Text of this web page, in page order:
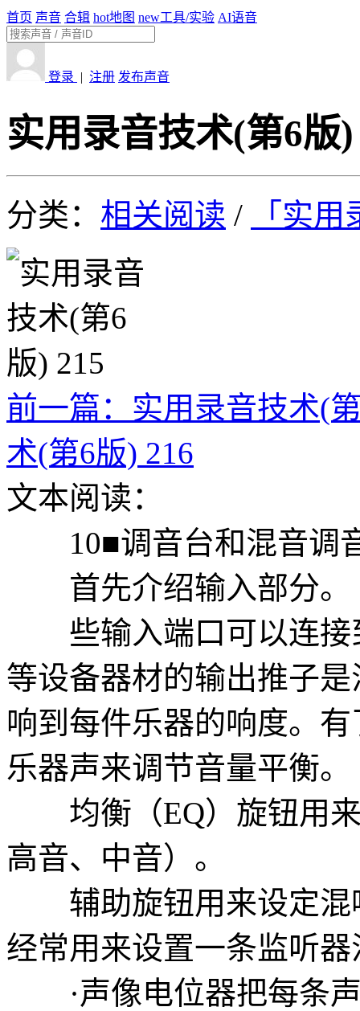
首页 声音 合辑 hot地图 new工具/实验 AI语音
登录 | 注册 发布声音
实用录音技术(第6版)
分类： 相关阅读 / 「实
前一篇：实用录音技术(
术(第6版) 216
文本阅读：
10■调音台和混音调
首先介绍输入部分。
些输入端口可以连接
等设备器材的输出推子
响到每件乐器的响度。
乐器声来调节音量平衡。
均衡（EQ）旋钮用来
高音、中音）。
辅助旋钮用来设定混
经常用来设置一条监听
·声像电位器把每条声